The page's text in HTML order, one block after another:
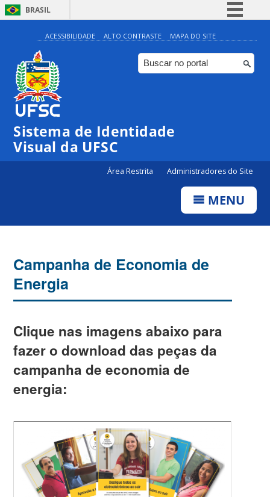
BRASIL
Simplifique!
Comunica BR
Participe
ACESSIBILIDADE ALTO CONTRASTE MAPA DO SITE
Sistema de Identidade
Visual da UFSC
Área Restrita Administradores do Site
MENU
Campanha de Economia de
Energia
Clique nas imagens abaixo para
fazer o download das peças da
campanha de economia de
energia: